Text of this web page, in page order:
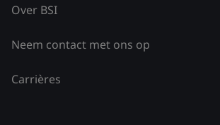
Over BSI
Neem contact met ons op
Carrières